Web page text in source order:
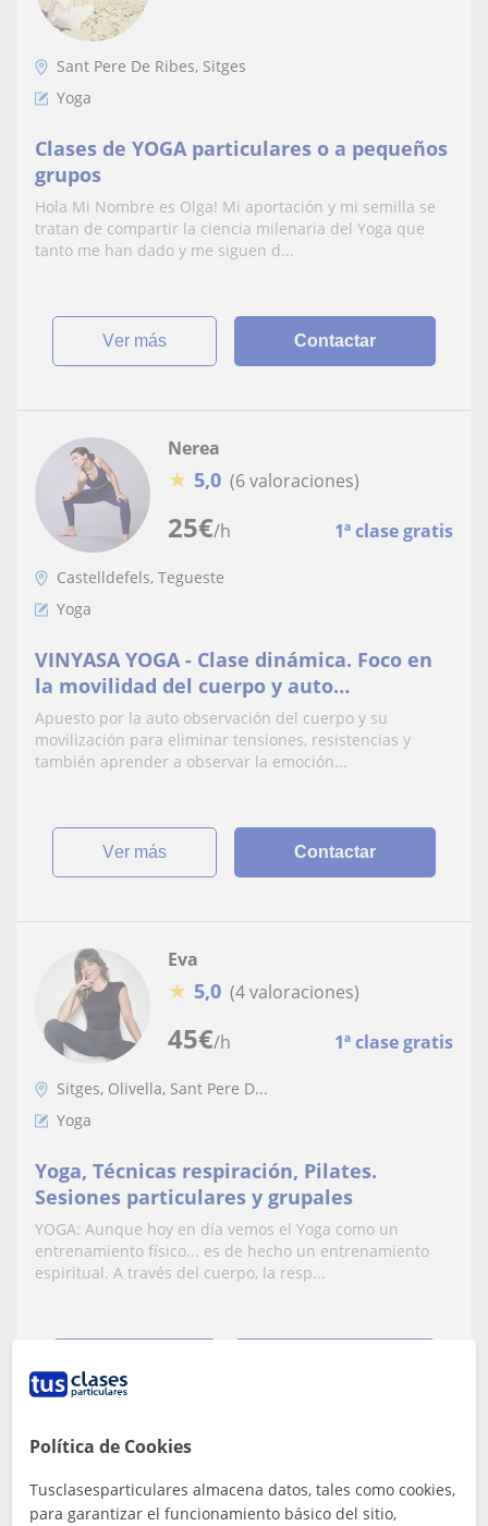
Sant Pere De Ribes, Sitges
Yoga
Clases de YOGA particulares o a pequeños
grupos
Hola Mi Nombre es Olga! Mi aportación y mi semilla se
tratan de compartir la ciencia milenaria del Yoga que
tanto me han dado y me siguen d...
ver más Contactar
25€/h 1ª clase gratis
Nerea
★ 5,0 (6 valoraciones)
Castelldefels, Tegueste
Yoga
VINYASA YOGA - Clase dinámica. Foco en
la movilidad del cuerpo y auto
observación para bajar niveles de
ansiedad
Apuesto por la auto observación del cuerpo y su
movilización para eliminar tensiones, resistencias y
también aprender a observar la emoción...
ver más Contactar
45€/h 1ª clase gratis
Eva
★ 5,0 (4 valoraciones)
Sitges, Olivella, Sant Pere D...
Yoga
Yoga, Técnicas respiración, Pilates.
Sesiones particulares y grupales
YOGA: Aunque hoy en día vemos el Yoga como un
entrenamiento físico... es de hecho un entrenamiento
espiritual. A través del cuerpo, la resp...
★ 5,0 (9 valoraciones)
Política de Cookies
Tusclasesparticulares almacena datos, tales como cookies,
para garantizar el funcionamiento básico del sitio,